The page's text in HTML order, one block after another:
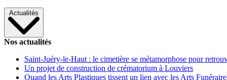
Actualités
Nos actualités
Saint-Juéry-le-Haut : le cimetière se métamorphose pour
Un projet de construction de crématorium à Louviers
Quand les Arts Plastiques tissent un lien avec les Arts